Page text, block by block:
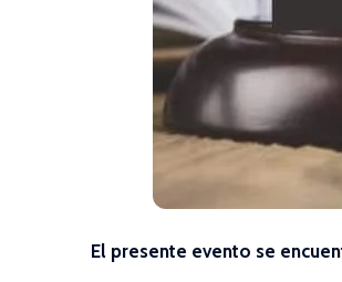
El presente evento se